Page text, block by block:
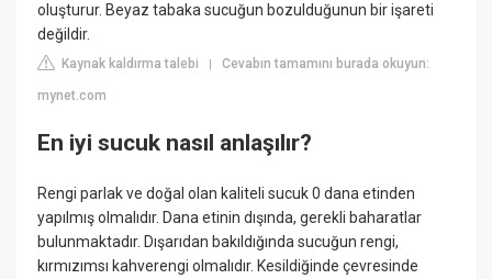
oluşturur. Beyaz tabaka sucuğun bozulduğunun bir işareti
değildir.
Kaynak kaldırma talebi |Cevabın tamamını burada okuyun:
mynet.com
En iyi sucuk nasıl anlaşılır?
Rengi parlak ve doğal olan kaliteli sucuk 0 dana etinden
yapılmış olmalıdır. Dana etinin dışında, gerekli baharatlar
bulunmaktadır. Dışarıdan bakıldığında sucuğun rengi,
kırmızımsı kahverengi olmalıdır. Kesildiğinde çevresinde